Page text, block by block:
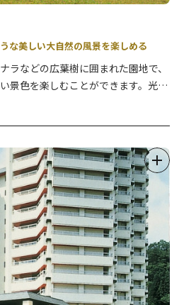
な美しい大自然の風景を楽しめる
ラなどの広葉樹に囲まれた園地で、
景色を楽しむことができます。光徳
から頭を出すヤチボウズ、初夏に咲
できます。